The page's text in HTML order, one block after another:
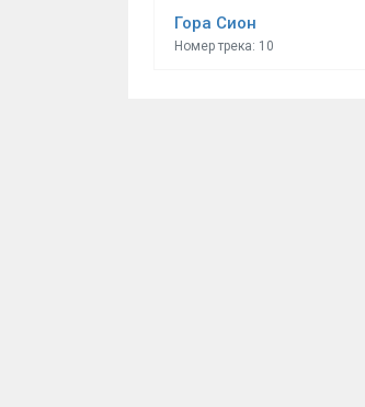
Гора Сион
Номер трека: 10